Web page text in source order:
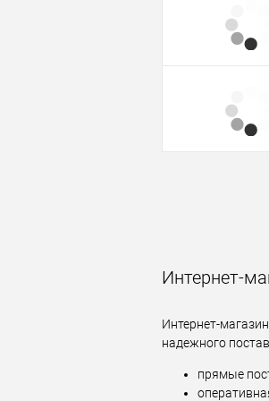
Интернет-
Интернет-
надежного
прямые